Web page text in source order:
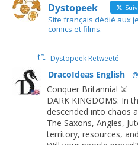
Dystopeek
Site français dédié aux
comics et films.
Dystopeek Retweeté
DracoIdeas English
Conquer Britannia! ⚔️
DARK KINGDOMS: In
descended into chaos
The Saxons, Angles,
territory, resources,